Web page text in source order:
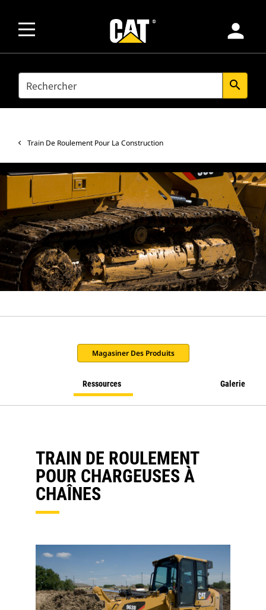
person
SEARCH search
Train De Roulement Pour La Construction
Magasiner Des Produits
Ressources Galerie
TRAIN DE ROULEMENT
POUR CHARGEUSES À
CHAÎNES